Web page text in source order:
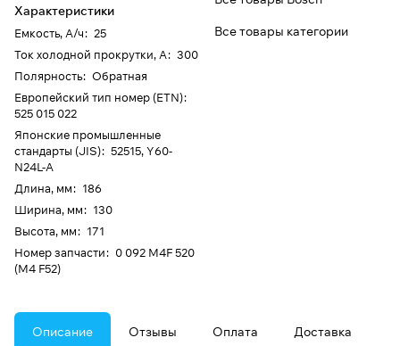
Характеристики
Емкость, А/ч: 25
Ток холодной прокрутки, А: 300
Полярность: Обратная
Европейский тип номер (ETN):
525 015 022
Японские промышленные
стандарты (JIS): 52515, Y60-
N24L-A
Длина, мм: 186
Ширина, мм: 130
Высота, мм: 171
Номер запчасти: 0 092 M4F 520
(M4 F52)
Все товары категории
Описание Отзывы Оплата Доставка